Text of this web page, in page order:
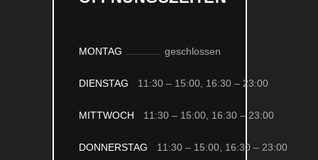
MONTAG geschlossen
DIENSTAG 11:30 – 15:00, 16:30 – 23:00
MITTWOCH 11:30 – 15:00, 16:30 – 23:00
DONNERSTAG 11:30 – 15:00, 16:30 – 23:00